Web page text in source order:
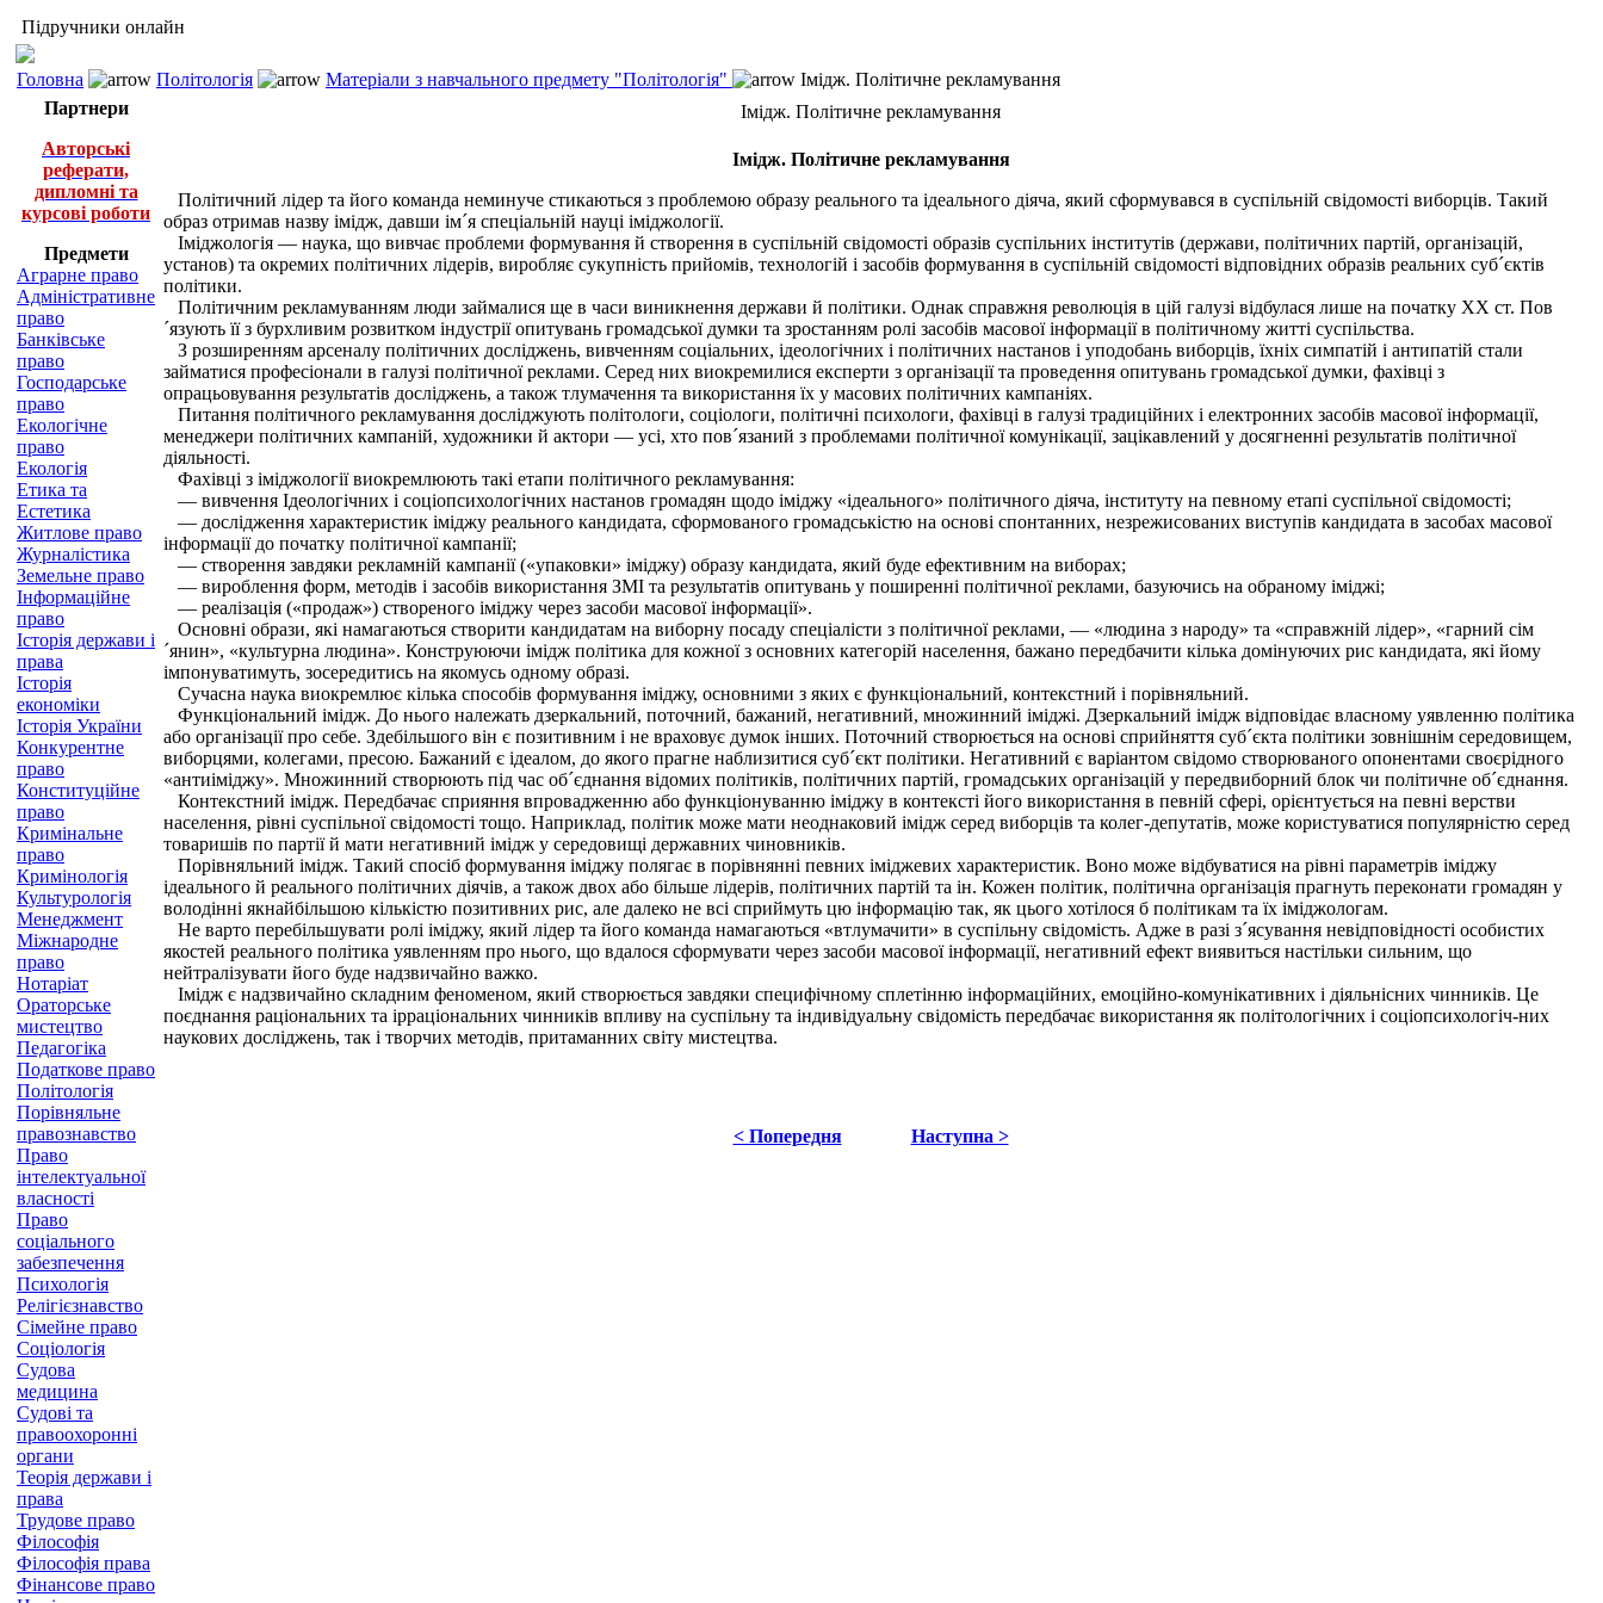
Підручники онлайн
Головна Політологія Матеріали з навчального предмету "Політологія"
Імідж. Політичне рекламування
Партнери
Авторські
реферати,
дипломні та
курсові роботи
Предмети
Аграрне право
Адміністративне
право
Банківське
право
Господарське
право
Екологічне
право
Екологія
Етика та
Естетика
Житлове право
Журналістика
Земельне право
Інформаційне
право
Історія держави і
права
Історія
економіки
Історія України
Конкурентне
право
Конституційне
право
Кримінальне
право
Кримінологія
Культурологія
Менеджмент
Міжнародне
право
Нотаріат
Ораторське
мистецтво
Педагогіка
Податкове право
Політологія
Порівняльне
правознавство
Право
інтелектуальної
власності
Право
соціального
забезпечення
Психологія
Релігієзнавство
Сімейне право
Соціологія
Судова
медицина
Судові та
правоохоронні
органи
Теорія держави і
права
Трудове право
Філософія
Філософія права
Фінансове право
Імідж. Політичне рекламування
Імідж. Політичне рекламування
Політичний лідер та його команда неминуче стикаються з проблемою образу реального та ідеального діяча, який сформувався в суспільній свідомості виборців. Такий
образ отримав назву імідж, давши ім´я спеціальній науці іміджології.
Іміджологія — наука, що вивчає проблеми формування й створення в суспільній свідомості образів суспільних інститутів (держави, політичних партій, організацій,
установ) та окремих політичних лідерів, виробляє сукупність прийомів, технологій і засобів формування в суспільній свідомості відповідних образів реальних суб´єктів
політики.
Політичним рекламуванням люди займалися ще в часи виникнення держави й політики. Однак справжня революція в цій галузі відбулася лише на початку XX ст. Пов
´язують її з бурхливим розвитком індустрії опитувань громадської думки та зростанням ролі засобів масової інформації в політичному житті суспільства.
З розширенням арсеналу політичних досліджень, вивченням соціальних, ідеологічних і політичних настанов і уподобань виборців, їхніх симпатій і антипатій стали
займатися професіонали в галузі політичної реклами. Серед них виокремилися експерти з організації та проведення опитувань громадської думки, фахівці з
опрацьовування результатів досліджень, а також тлумачення та використання їх у масових політичних кампаніях.
Питання політичного рекламування досліджують політологи, соціологи, політичні психологи, фахівці в галузі традиційних і електронних засобів масової інформації,
менеджери політичних кампаній, художники й актори — усі, хто пов´язаний з проблемами політичної комунікації, зацікавлений у досягненні результатів політичної
діяльності.
Фахівці з іміджології виокремлюють такі етапи політичного рекламування:
— вивчення Ідеологічних і соціопсихологічних настанов громадян щодо іміджу «ідеального» політичного діяча, інституту на певному етапі суспільної свідомості;
— дослідження характеристик іміджу реального кандидата, сформованого громадськістю на основі спонтанних, незрежисованих виступів кандидата в засобах масової
інформації до початку політичної кампанії;
— створення завдяки рекламній кампанії («упаковки» іміджу) образу кандидата, який буде ефективним на виборах;
— вироблення форм, методів і засобів використання ЗМІ та результатів опитувань у поширенні політичної реклами, базуючись на обраному іміджі;
— реалізація («продаж») створеного іміджу через засоби масової інформації».
Основні образи, які намагаються створити кандидатам на виборну посаду спеціалісти з політичної реклами, — «людина з народу» та «справжній лідер», «гарний сім
´янин», «культурна людина». Конструюючи імідж політика для кожної з основних категорій населення, бажано передбачити кілька домінуючих рис кандидата, які йому
імпонуватимуть, зосередитись на якомусь одному образі.
Сучасна наука виокремлює кілька способів формування іміджу, основними з яких є функціональний, контекстний і порівняльний.
Функціональний імідж. До нього належать дзеркальний, поточний, бажаний, негативний, множинний іміджі. Дзеркальний імідж відповідає власному уявленню політика
або організації про себе. Здебільшого він є позитивним і не враховує думок інших. Поточний створюється на основі сприйняття суб´єкта політики зовнішнім середовищем,
виборцями, колегами, пресою. Бажаний є ідеалом, до якого прагне наблизитися суб´єкт політики. Негативний є варіантом свідомо створюваного опонентами своєрідного
«антиіміджу». Множинний створюють під час об´єднання відомих політиків, політичних партій, громадських організацій у передвиборний блок чи політичне об´єднання.
Контекстний імідж. Передбачає сприяння впровадженню або функціонуванню іміджу в контексті його використання в певній сфері, орієнтується на певні верстви
населення, рівні суспільної свідомості тощо. Наприклад, політик може мати неоднаковий імідж серед виборців та колег-депутатів, може користуватися популярністю серед
товаришів по партії й мати негативний імідж у середовищі державних чиновників.
Порівняльний імідж. Такий спосіб формування іміджу полягає в порівнянні певних іміджевих характеристик. Воно може відбуватися на рівні параметрів іміджу
ідеального й реального політичних діячів, а також двох або більше лідерів, політичних партій та ін. Кожен політик, політична організація прагнуть переконати громадян у
володінні якнайбільшою кількістю позитивних рис, але далеко не всі сприймуть цю інформацію так, як цього хотілося б політикам та їх іміджологам.
Не варто перебільшувати ролі іміджу, який лідер та його команда намагаються «втлумачити» в суспільну свідомість. Адже в разі з´ясування невідповідності особистих
якостей реального політика уявленням про нього, що вдалося сформувати через засоби масової інформації, негативний ефект виявиться настільки сильним, що
нейтралізувати його буде надзвичайно важко.
Імідж є надзвичайно складним феноменом, який створюється завдяки специфічному сплетінню інформаційних, емоційно-комунікативних і діяльнісних чинників. Це
поєднання раціональних та ірраціональних чинників впливу на суспільну та індивідуальну свідомість передбачає використання як політологічних і соціопсихологіч-них
наукових досліджень, так і творчих методів, притаманних світу мистецтва.
< Попередня Наступна >